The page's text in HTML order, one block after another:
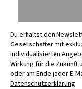
Du erhältst den
Gesellschafter mit
individualisierten
Wirkung für die Zukunft
oder am Ende jeder E-
Datenschutzerklärung